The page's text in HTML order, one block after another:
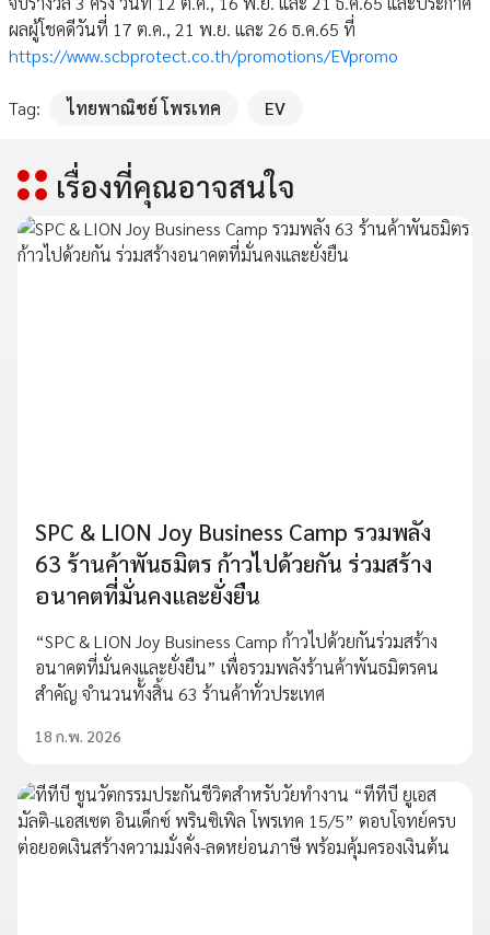
ผลผู้โชคดีวันที่ 17 ต.ค., 21 พ.ย. และ 26 ธ.ค.65 ที่
https://www.scbprotect.co.th/promotions/EVpromo
Tag: ไทยพาณิชย์ โพรเทค EV
เรื่องที่คุณอาจสนใจ
SPC & LION Joy Business Camp รวมพลัง
63 ร้านค้าพันธมิตร ก้าวไปด้วยกัน ร่วมสร้าง
อนาคตที่มั่นคงและยั่งยืน
“SPC & LION Joy Business Camp ก้าวไปด้วยกันร่วมสร้าง
อนาคตที่มั่นคงและยั่งยืน” เพื่อรวมพลังร้านค้าพันธมิตรคน
สำคัญ จำนวนทั้งสิ้น 63 ร้านค้าทั่วประเทศ
18 ก.พ. 2026